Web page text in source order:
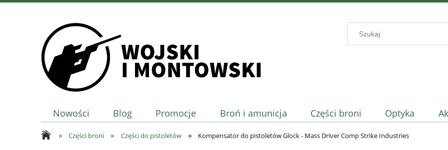
Nowości Blog Promocje Broń i amunicja Części broni Optyka
» Części broni » Części do pistoletów » Kompensator do pistoletów Glock - Mass Driver Comp Strike Industries